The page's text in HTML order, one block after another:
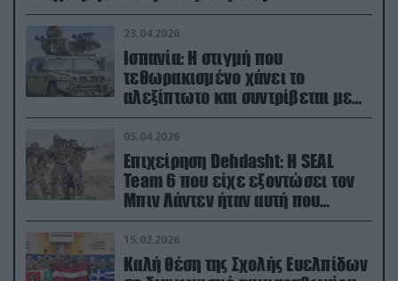
23.04.2026
Ισπανία: Η στιγμή που
τεθωρακισμένο χάνει το
αλεξίπτωτο και συντρίβεται με
ορμή στο έδαφος (βίντεο)
05.04.2026
Επιχείρηση Dehdasht: Η SEAL
Team 6 που είχε εξοντώσει τον
Μπιν Λάντεν ήταν αυτή που
διέσωσε τον πιλότο του F-15
15.02.2026
Καλή θέση της Σχολής Ευελπίδων